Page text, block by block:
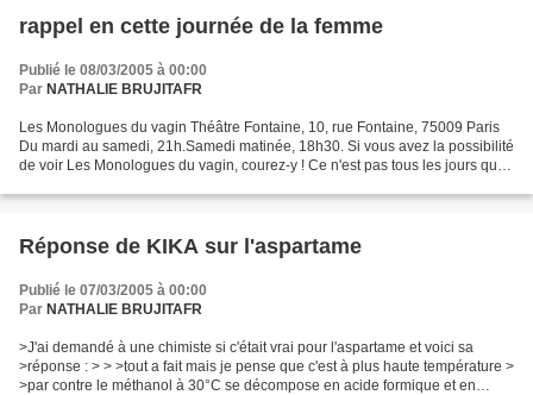
rappel en cette journée de la femme
Publié le 08/03/2005 à 00:00
Par NATHALIE BRUJITAFR
Les Monologues du vagin Théâtre Fontaine, 10, rue Fontaine, 75009 Paris
Du mardi au samedi, 21h.Samedi matinée, 18h30. Si vous avez la possibilité
de voir Les Monologues du vagin, courez-y ! Ce n'est pas tous les jours que
Réponse de KIKA sur l'aspartame
Publié le 07/03/2005 à 00:00
Par NATHALIE BRUJITAFR
>J'ai demandé à une chimiste si c'était vrai pour l'aspartame et voici sa
>réponse : > > >tout a fait mais je pense que c'est à plus haute température >
>par contre le méthanol à 30°C se décompose en acide formique et en